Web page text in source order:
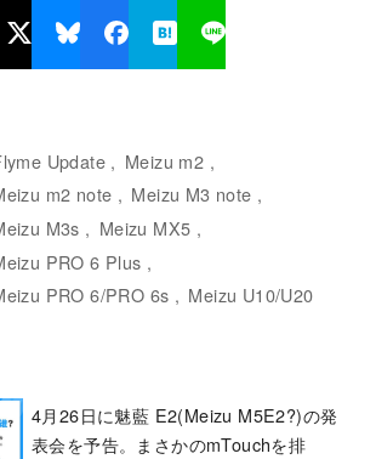
Update
Meizu m2
m2 note
Meizu M3 note
M3s
Meizu MX5
PRO 6 Plus
PRO 6/PRO 6s
Meizu U10/U20
4月26日に魅藍 E2(Meizu M5E2?)の発
表会を予告。まさかのmTouchを排